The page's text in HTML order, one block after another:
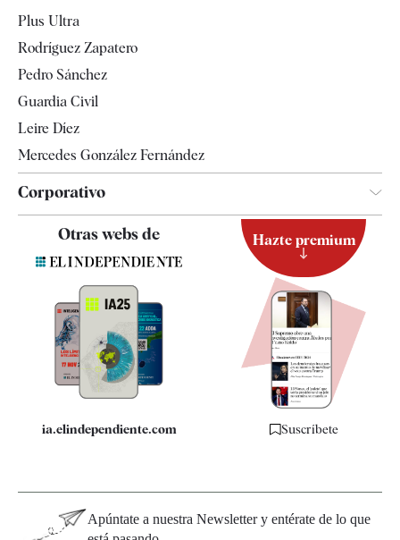
Televisión
Plus Ultra
Rodríguez Zapatero
Pedro Sánchez
Guardia Civil
Leire Díez
Mercedes González Fernández
Corporativo
Contacto
Quiénes somos
Especificaciones
Otras webs de
ia.elindependiente.com
Hazte premium
Suscríbete
Apúntate a nuestra Newsletter y entérate de lo que